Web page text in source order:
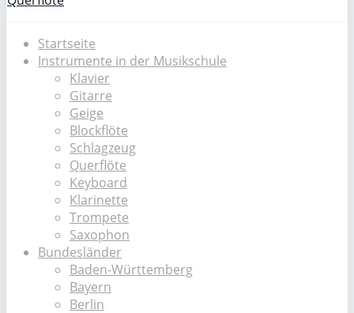
Startseite
Instrumente in der Musikschule
Klavier
Gitarre
Geige
Blockflöte
Schlagzeug
Querflöte
Keyboard
Klarinette
Trompete
Saxophon
Bundesländer
Baden-Württemberg
Bayern
Berlin